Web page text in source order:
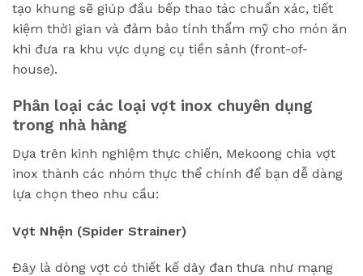
tạo khung sẽ giúp đầu bếp thao tác chuẩn xác, tiết
kiệm thời gian và đảm bảo tính thẩm mỹ cho món ăn
khi đưa ra khu vực dụng cụ tiền sảnh (front-of-
house).
Phân loại các loại vợt inox chuyên dụng
trong nhà hàng
Dựa trên kinh nghiệm thực chiến, Mekoong chia vợt
inox thành các nhóm thực thể chính để bạn dễ dàng
lựa chọn theo nhu cầu:
Vợt Nhện (Spider Strainer)
Đây là dòng vợt có thiết kế dây đan thưa như mạng